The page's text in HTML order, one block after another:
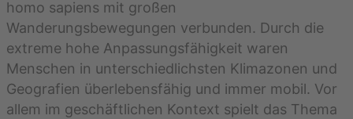
homo sapiens mit großen
Wanderungsbewegungen verbunden. Durch die
extreme hohe Anpassungsfähigkeit waren
Menschen in unterschiedlichsten Klimazonen und
Geografien überlebensfähig und immer mobil. Vor
allem im geschäftlichen Kontext spielt das Thema